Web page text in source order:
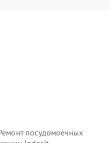
посудомоечных